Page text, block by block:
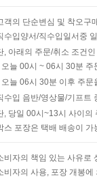
객의 단순변심 및 착오구
수입양서/직수입일서중
, 아래의 주문/취소 조건
오늘 00시 ~ 06시 30분
오늘 06시 30분 이후 주
수입 음반/영상물/기프트
, 당일 00시~13시 사이의
스 포장은 택배 배송이
비자의 책임 있는 사유로
비자의 사용, 포장 개봉